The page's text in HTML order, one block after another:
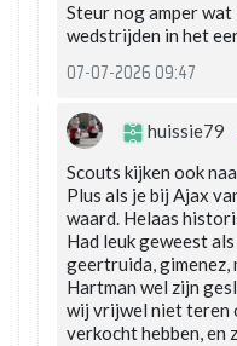
Steur nog amper
wedstrijden in het
07-07-2026 09:47
huissie79
Scouts kijken ook
Plus als je bij Ajax
waard. Helaas
Had leuk geweest
geertruida, gimenez,
Hartman wel zijn
wij vrijwel niet teren
verkocht hebben, en